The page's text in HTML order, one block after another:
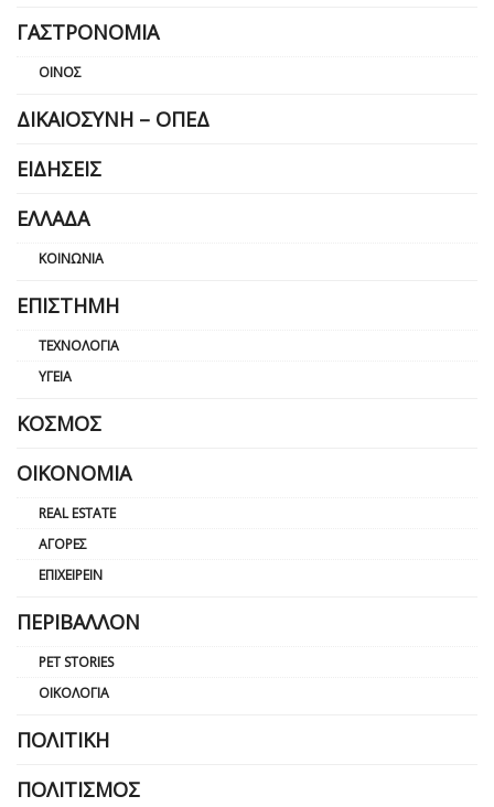
ΓΑΣΤΡΟΝΟΜΊΑ
ΟΊΝΟΣ
ΔΙΚΑΙΟΣΎΝΗ – ΟΠΕΔ
ΕΙΔΉΣΕΙΣ
ΕΛΛΆΔΑ
ΚΟΙΝΩΝΊΑ
ΕΠΙΣΤΉΜΗ
ΤΕΧΝΟΛΟΓΊΑ
ΥΓΕΊΑ
ΚΌΣΜΟΣ
ΟΙΚΟΝΟΜΊΑ
REAL ESTATE
ΑΓΟΡΈΣ
ΕΠΙΧΕΙΡΕΊΝ
ΠΕΡΙΒΆΛΛΟΝ
PET STORIES
ΟΙΚΟΛΟΓΊΑ
ΠΟΛΙΤΙΚΉ
ΠΟΛΙΤΙΣΜΌΣ